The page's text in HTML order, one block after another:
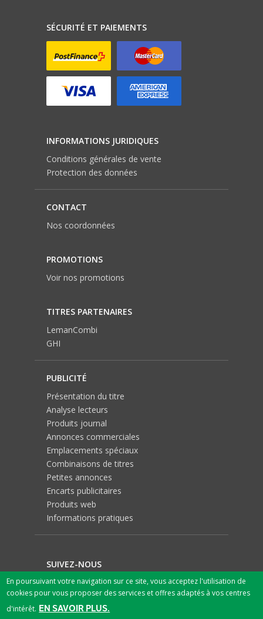
SÉCURITÉ ET PAIEMENTS
INFORMATIONS JURIDIQUES
Conditions générales de vente
Protection des données
CONTACT
Nos coordonnées
PROMOTIONS
Voir nos promotions
TITRES PARTENAIRES
LemanCombi
GHI
PUBLICITÉ
Présentation du titre
Analyse lecteurs
Produits journal
Annonces commerciales
Emplacements spéciaux
Combinaisons de titres
Petites annonces
Encarts publicitaires
Produits web
Informations pratiques
SUIVEZ-NOUS
En poursuivant votre navigation sur ce site, vous acceptez l'utilisation de
cookies pour vous proposer des services et offres adaptés à vos centres
d'intérêt. EN SAVOIR PLUS.